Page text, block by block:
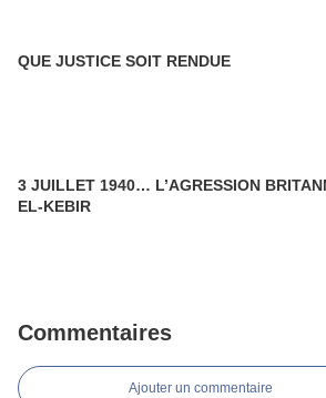
QUE JUSTICE SOIT RENDUE
3 JUILLET 1940… L’AGRESSION
EL-KEBIR
Commentaires
Ajouter un commentaire